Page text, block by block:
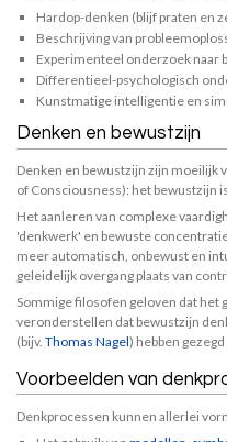
Hardop-denken (blijf praten en
Beschrijving van
Experimenteel onderzoek naar
Differentieel-psychologisch
Kunstmatige intelligentie en
Denken en bewustzijn
Denken en bewustzijn zijn moeilijk
of Consciousness): het bewustzijn
Het aanleren van complexe
'denkwerk' en bewuste
meer automatisch, onbewust en
geleidelijk overgang plaats van
Sommige filosofen geloven dat het
veronderstellen dat bewustzijn
(bijv. Thomas Nagel) hebben
Voorbeelden van
Denkprocessen kunnen allerlei